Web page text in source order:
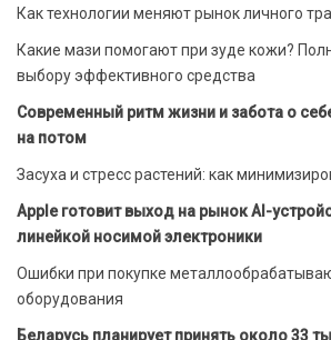
Как технологии меняют рынок личного
Какие мази помогают при зуде кожи?
выбору эффективного средства
Современный ритм жизни и забота о
на потом
Засуха и стресс растений: как
Apple готовит выход на рынок AI-
линейкой носимой электроники
Ошибки при покупке
оборудования
Беларусь планирует принять около 33